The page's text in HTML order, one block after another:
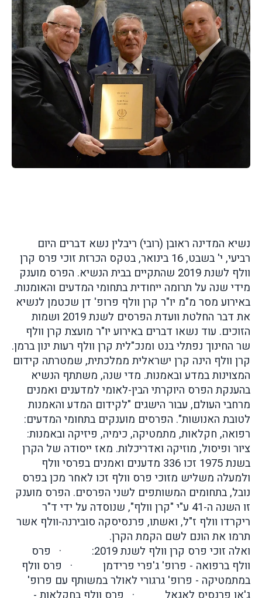
נשיא המדינה ראובן (רובי) ריבלין נשא דברים היום
רביעי, י' בשבט, 16 בינואר, בטקס הכרזת זוכי פרס קרן
וולף לשנת 2019 שהתקיים בבית הנשיא. הפרס מוענק
מידי שנה על תרומה ייחודית בתחומי המדעים והאומנות.
באירוע מסר מ"מ יו"ר קרן וולף פרופ' דן שכטמן לנשיא
את דבר החלטת וועדת הפרסים לשנת 2019 ושמות
הזוכים. עוד נשאו דברים באירוע יו"ר מועצת קרן וולף
שר החינוך נפתלי בנט ומנכ"לית קרן וולף רעות ינון ברמן.
קרן וולף הינה קרן ישראלית ממלכתית, שמטרתה קידום
המצוינות במדע ובאמנות. מדי שנה, משתתף הנשיא
בהענקת הפרס היוקרתי הבין-לאומי למדענים ואמנים
מרחבי העולם, עבור הישגים "לקידום המדע והאמנות
לטובת האנושות". הפרסים מוענקים בתחומי המדעים:
רפואה, חקלאות, מתמטיקה, כימיה, פיזיקה ובאמנות:
ציור ופיסול, מוזיקה ואדריכלות. מאז ייסודה של הקרן
בשנת 1975 זכו 336 מדענים ואמנים בפרסי וולף
ולמעלה משליש מזוכי פרס וולף זכו לאחר מכן בפרס
נובל, בתחומים המשותפים לשני הפרסים. הפרס מוענק
זו השנה ה-41 ע"י "קרן וולף", שנוסדה על ידי ד"ר
ריקרדו וולף ז"ל, ואשתו, פרנסיסקה סובירנה-וולף אשר
תרמו את הונם לשם הקמת הקרן.
ואלה זוכי פרס קרן וולף לשנת 2019:
·
פרס
וולף ברפואה - פרופ' ג'פרי פרידמן
·
פרס וולף
במתמטיקה - פרופ' גרגורי לאולר במשותף עם פרופ'